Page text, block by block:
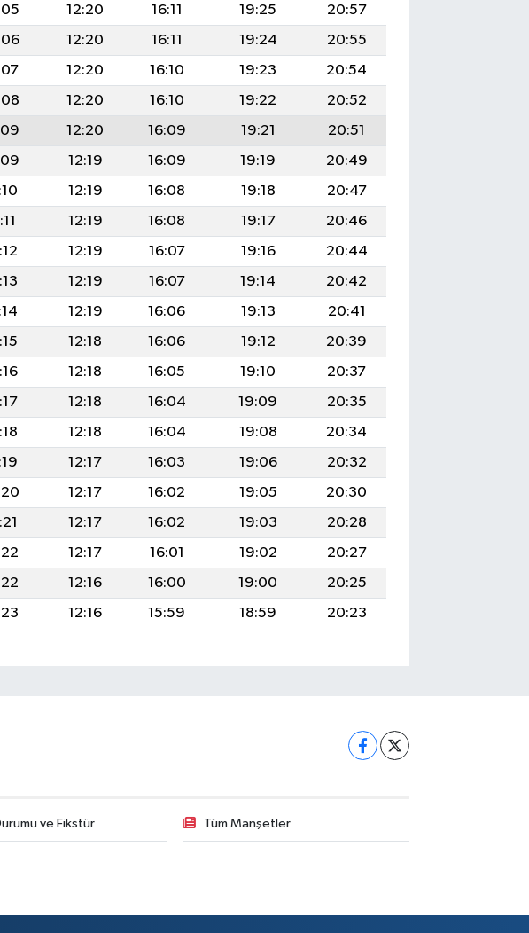
12:20 16:11 19:25
20:57
12:20 16:11 19:24
20:55
12:20 16:10 19:23
20:54
12:20 16:10 19:22
20:52
12:20 16:09 19:21
20:51
12:19 16:09 19:19
20:49
12:19 16:08 19:18
20:47
12:19 16:08 19:17
20:46
12:19 16:07 19:16
20:44
12:19 16:07 19:14
20:42
12:19 16:06 19:13
20:41
12:18 16:06 19:12
20:39
12:18 16:05 19:10
20:37
12:18 16:04 19:09
20:35
12:18 16:04 19:08
20:34
12:17 16:03 19:06
20:32
12:17 16:02 19:05
20:30
12:17 16:02 19:03
20:28
12:17 16:01 19:02
20:27
12:16 16:00 19:00
20:25
12:16 15:59 18:59 20:23
ve Fikstür Tüm Manşetler